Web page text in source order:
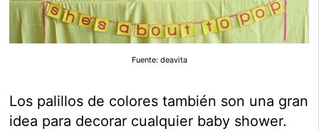
Fuente: deavita
Los palillos de colores también son una gran
idea para decorar cualquier baby shower.